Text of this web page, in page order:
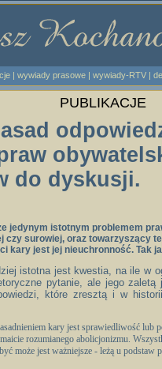
| wywiady prasowe | wywiady-RTV|
PUBLIKACJE
do dyskusji.
jedynym istotnym problemem
czy surowiej, oraz towarzyszący
kary jest jej nieuchronność. Tak
istotna jest kwestia, na ile w
pytanie, ale jego zaletą
które zresztą i w
kary jest sprawiedliwość lub
rozumianego abolicjonizmu.
może jest ważniejsze - leżą u